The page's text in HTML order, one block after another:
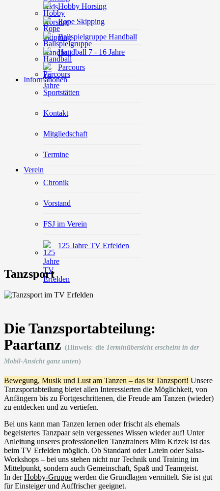
Hobby Horsing
Rope Skipping
Ballspielgruppe Handball
Handball 7 - 16 Jahre
Parcours
Informationen
Sportstätten
Kontakt
Mitgliedschaft
Termine
Verein
Chronik
Vorstand
FSJ im Verein
125 Jahre TV Erfelden
Tanzsport
Die Tanzsportabteilung:
Paartanz (Hinweis: die Terminübersicht erscheint in der
Mobil-Ansicht ganz unten)
Bewegung, Musik und Lust am Tanzen – das ist Tanzsport! Unsere
Tanzsportabteilung bietet allen Interessierten die Möglichkeit, von
Anfängern bis zu Fortgeschrittenen, die Freude am Tanzen (wieder)
zu entdecken und zu vertiefen.
Bei uns kann man Tanzen lernen oder frischt als ehemals
begeistertes Tanzpaar sein vergessenes Wissen wieder auf! Unter
Anleitung unseres professionellen Tanztrainers Miro Krizek ist das
beim TV Erfelden möglich. Ob Standard oder Latein oder Salsa-
Workshops – bei uns stehen nicht nur Technik und Training im
Mittelpunkt, sondern auch Gemeinschaft, Spaß und Teamgeist.
In derHobby-Gruppe werden die Grundlagen vermittelt. Sie ist gut
für Einsteiger und Auffrischer geeignet.